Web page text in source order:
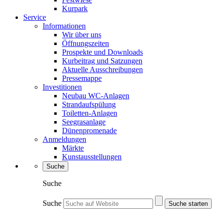
Kurpark
Service
Informationen
Wir über uns
Öffnungszeiten
Prospekte und Downloads
Kurbeitrag und Satzungen
Aktuelle Ausschreibungen
Pressemappe
Investitionen
Neubau WC-Anlagen
Strandaufspülung
Toiletten-Anlagen
Seegrasanlage
Dünenpromenade
Anmeldungen
Märkte
Kunstausstellungen
Suche
Suche
Suche Suche starten